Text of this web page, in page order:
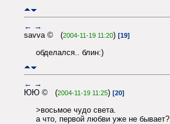
← →
savva © (2004-11-19 11:20) [19]
обделался.. блин:)
← →
ЮЮ © (2004-11-19 11:25) [20]
>восьмое чудо света.
а что, первой любви уже не бывает?